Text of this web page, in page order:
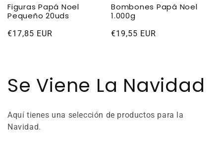
Figuras Papá Noel
Pequeño 20uds
Precio
€17,85 EUR
Bombones Papá Noel
1.000g
Precio
€19,55 EUR
C
o
l
Se Viene La Navidad
Aquí tienes una selección de productos para la
Navidad.